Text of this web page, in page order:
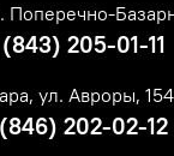
Поперечно-
205-01-11
ул. Авроры, 154
202-02-12